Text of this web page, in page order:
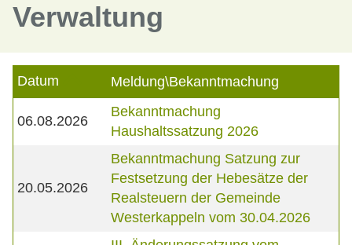
Verwaltung
Datum Meldung\Bekanntmachung
06.08.2026
Bekanntmachung
Haushaltssatzung 2026
20.05.2026
Bekanntmachung Satzung zur
Festsetzung der Hebesätze der
Realsteuern der Gemeinde
Westerkappeln vom 30.04.2026